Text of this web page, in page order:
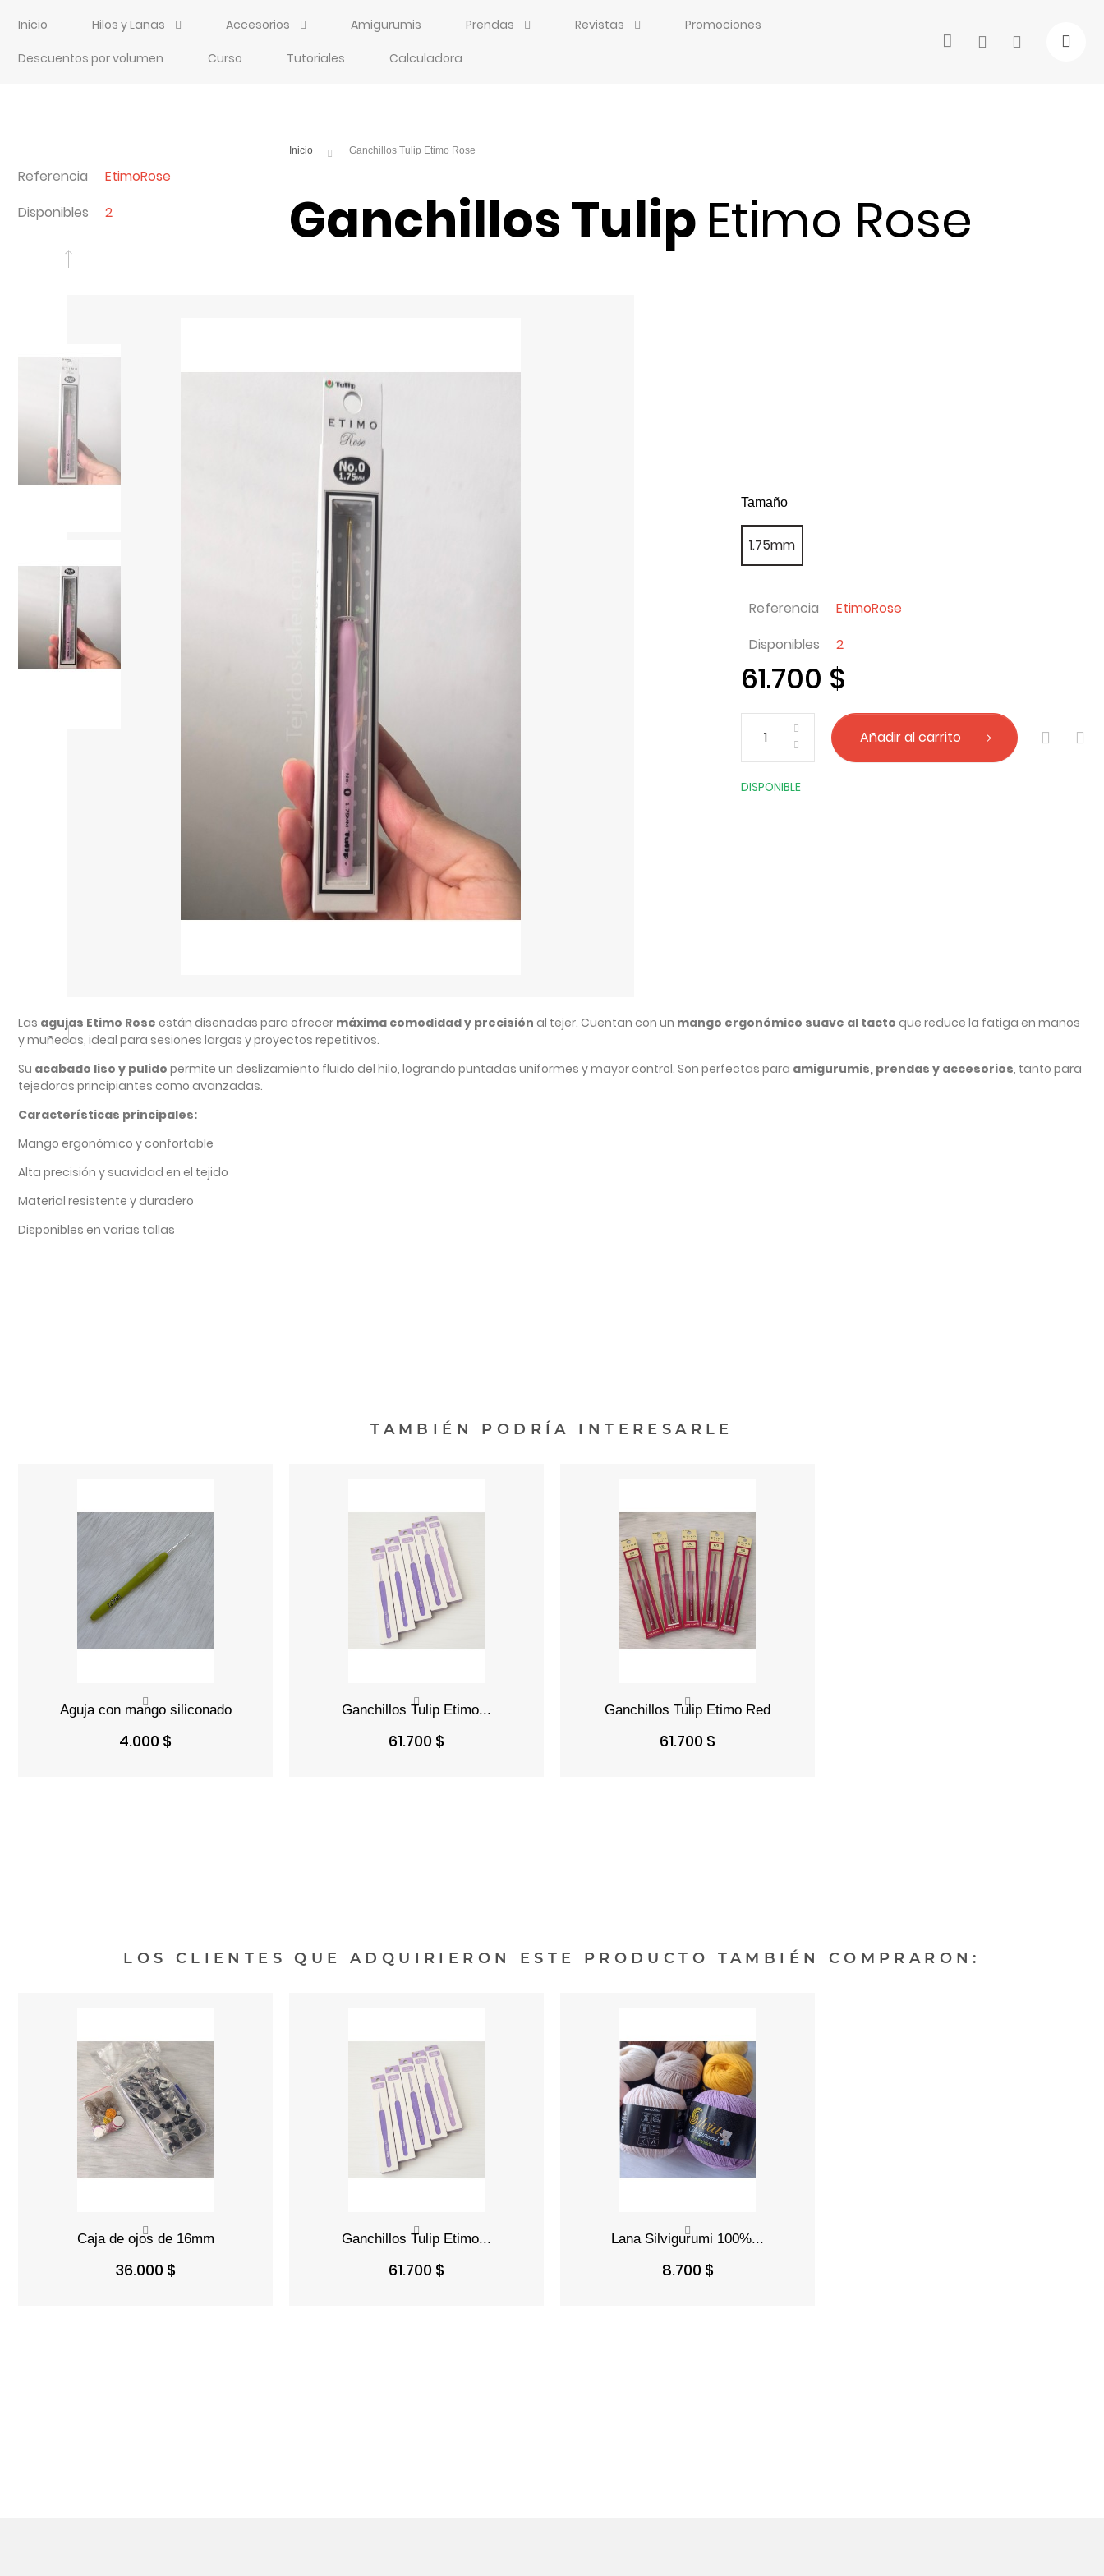
Inicio Hilos y Lanas Accesorios Amigurumis Prendas Revistas Promociones
Descuentos por volumen Curso Tutoriales Calculadora
Ganchillos Tulip Etimo Rose
Referencia
EtimoRose
Disponibles
2
1.75mm
Referencia
EtimoRose
Disponibles
2
61.700 $
Añadir al carrito
DISPONIBLE
Las agujas Etimo Rose están diseñadas para ofrecer máxima comodidad y precisión al tejer. Cuentan con un mango ergonómico suave al tacto que reduce la fatiga en manos
y muñecas, ideal para sesiones largas y proyectos repetitivos.
Su acabado liso y pulido permite un deslizamiento fluido del hilo, logrando puntadas uniformes y mayor control. Son perfectas para amigurumis, prendas y accesorios, tanto para
tejedoras principiantes como avanzadas.
Características principales:
Mango ergonómico y confortable
Alta precisión y suavidad en el tejido
Material resistente y duradero
Disponibles en varias tallas
TAMBIÉN PODRÍA INTERESARLE
Precio
4.000 $ Precio
61.700 $ Precio
61.700 $
LOS CLIENTES QUE ADQUIRIERON ESTE PRODUCTO TAMBIÉN COMPRARON:
Precio
36.000 $ Precio
61.700 $ Precio
8.700 $